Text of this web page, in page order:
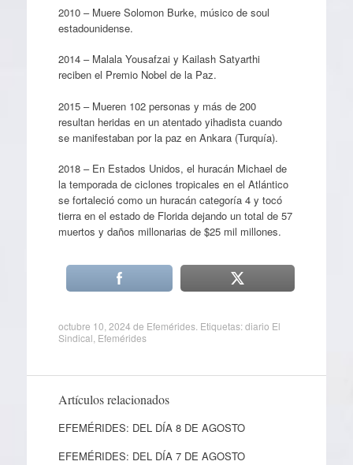
2010 – Muere Solomon Burke, músico de soul
estadounidense.
2014 – Malala Yousafzai y Kailash Satyarthi
reciben el Premio Nobel de la Paz.
2015 – Mueren 102 personas y más de 200
resultan heridas en un atentado yihadista cuando
se manifestaban por la paz en Ankara (Turquía).
2018 – En Estados Unidos, el huracán Michael de
la temporada de ciclones tropicales en el Atlántico
se fortaleció como un huracán categoría 4 y tocó
tierra en el estado de Florida dejando un total de 57
muertos y daños millonarias de $25 mil millones.
octubre 10, 2024 de Efemérides. Etiquetas:diario El
Sindical Efemérides
Artículos relacionados
EFEMÉRIDES: DEL DÍA 8 DE AGOSTO
EFEMÉRIDES: DEL DÍA 7 DE AGOSTO